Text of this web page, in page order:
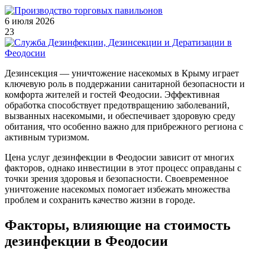
6 июля 2026
23
Дезинсекция — уничтожение насекомых в Крыму играет
ключевую роль в поддержании санитарной безопасности и
комфорта жителей и гостей Феодосии. Эффективная
обработка способствует предотвращению заболеваний,
вызванных насекомыми, и обеспечивает здоровую среду
обитания, что особенно важно для прибрежного региона с
активным туризмом.
Цена услуг дезинфекции в Феодосии зависит от многих
факторов, однако инвестиции в этот процесс оправданы с
точки зрения здоровья и безопасности. Своевременное
уничтожение насекомых помогает избежать множества
проблем и сохранить качество жизни в городе.
Факторы, влияющие на стоимость
дезинфекции в Феодосии